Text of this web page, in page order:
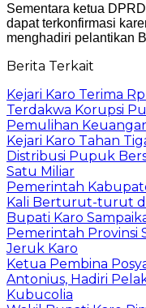
Sementara ketua
dapat terkonfirmasi
menghadiri pelantikan
Berita Terkait
Kejari Karo Terima
Terdakwa Korupsi
Pemulihan
Kejari Karo Tahan
Distribusi Pupuk
Satu Miliar
Pemerintah
Kali Berturut-turut
Bupati Karo
Pemerintah Provinsi
Jeruk Karo
Ketua Pembina
Antonius, Hadiri
Kubucolia